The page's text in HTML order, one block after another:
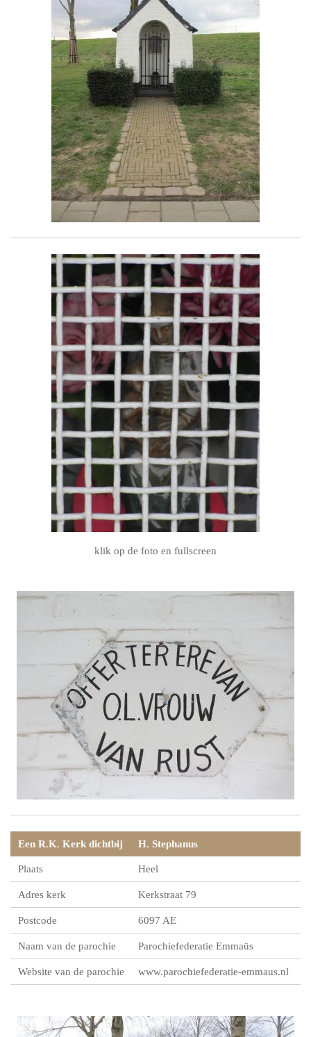
klik op de foto en fullscreen
Een R.K. Kerk dichtbij H. Stephanus
Plaats Heel
Adres kerk Kerkstraat 79
Postcode 6097 AE
Naam van de parochie Parochiefederatie Emmaüs
Website van de parochie www.parochiefederatie-emmaus.nl